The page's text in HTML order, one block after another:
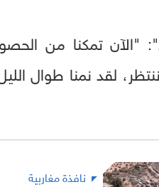
لقد نمنا طوال
نافذة مغاربية